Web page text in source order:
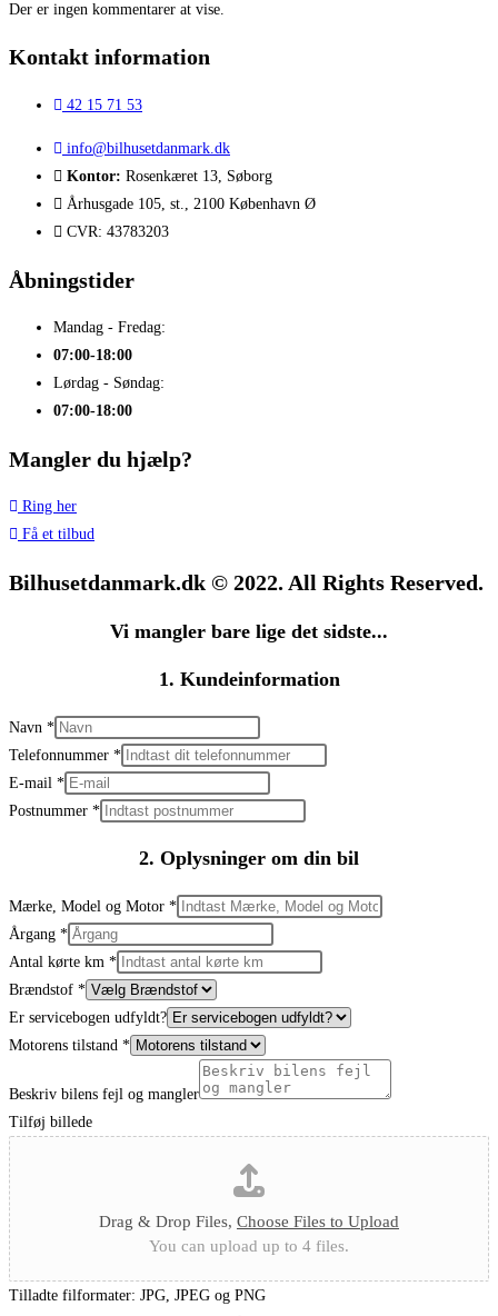
Der er ingen kommentarer at vise.
Kontakt information
42 15 71 53
info@bilhusetdanmark.dk
Kontor: Rosenkæret 13, Søborg
Århusgade 105, st., 2100 København Ø
CVR: 43783203
Åbningstider
Mandag - Fredag:
07:00-18:00
Lørdag - Søndag:
07:00-18:00
Mangler du hjælp?
Ring her
Få et tilbud
Bilhusetdanmark.dk © 2022. All Rights Reserved.
Vi mangler bare lige det sidste...
1. Kundeinformation
Navn *
Telefonnummer *
E-mail *
Postnummer *
2. Oplysninger om din bil
Mærke, Model og Motor *
Årgang *
Antal kørte km *
Brændstof *
Er servicebogen udfyldt?
Motorens tilstand *
Beskriv bilens fejl og mangler
Tilføj billede
Drag & Drop Files, Choose Files to Upload
You can upload up to 4 files.
Tilladte filformater: JPG, JPEG og PNG